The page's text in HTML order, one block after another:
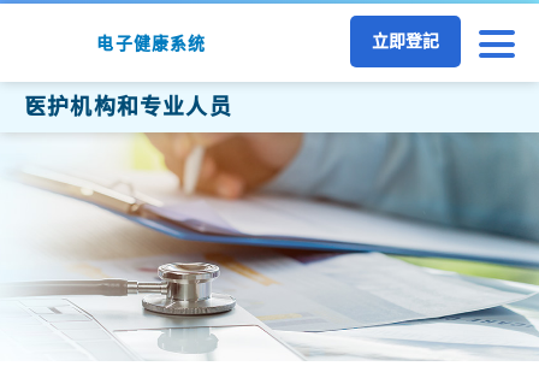
电子健康系统 立即登記
医护机构和专业人员